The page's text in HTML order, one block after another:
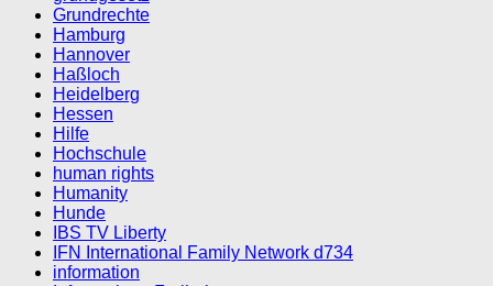
Grundrechte
Hamburg
Hannover
Haßloch
Heidelberg
Hessen
Hilfe
Hochschule
human rights
Humanity
Hunde
IBS TV Liberty
IFN International Family Network d734
information